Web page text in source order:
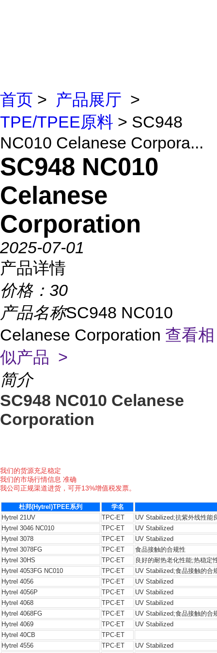
首页 > 产品展厅 >
TPE/TPEE原料 > SC948
NC010 Celanese Corpora...
SC948 NC010
Celanese
Corporation
2025-07-01
产品详情
价格： 30
产品名称SC948 NC010
Celanese Corporation 查看相
似产品 >
简介
SC948 NC010 Celanese
Corporation
我们的货源充足稳定
我们的市场行情信息 准确
我公司正规渠道进货，可开13%增值税发票。
杜邦(Hytrel)TPEE系列
学名
Hytrel 21UV
TPC-ET
UV Stabilized;抗紫外线性能
Hytrel 3046 NC010
TPC-ET
UV Stabilized
Hytrel 3078
TPC-ET
UV Stabilized
Hytrel 3078FG
TPC-ET
食品接触的合规性
Hytrel 30HS
TPC-ET
良好的耐热老化性能;热稳定
Hytrel 4053FG NC010
TPC-ET
UV Stabilized;食品接触的合
Hytrel 4056
TPC-ET
UV Stabilized
Hytrel 4056P
TPC-ET
UV Stabilized
Hytrel 4068
TPC-ET
UV Stabilized
Hytrel 4068FG
TPC-ET
UV Stabilized;食品接触的合
Hytrel 4069
TPC-ET
UV Stabilized
Hytrel 40CB
TPC-ET
Hytrel 4556
TPC-ET
UV Stabilized